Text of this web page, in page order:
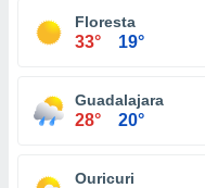
Floresta
33° 19°
Guadalajara
28° 20°
Ouricuri